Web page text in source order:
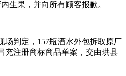
果，并向所有顾客报歉。
判定，157瓶酒水外包拆取原厂
充注册商标商品单案，交由珙县